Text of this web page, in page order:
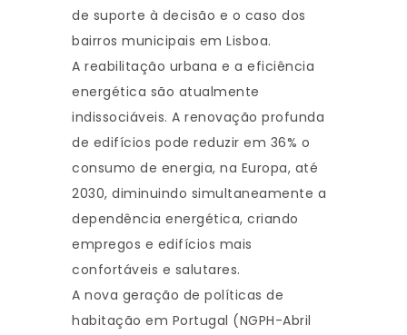
de suporte à decisão e o caso dos
bairros municipais em Lisboa.
A reabilitação urbana e a eficiência
energética são atualmente
indissociáveis. A renovação profunda
de edifícios pode reduzir em 36% o
consumo de energia, na Europa, até
2030, diminuindo simultaneamente a
dependência energética, criando
empregos e edifícios mais
confortáveis e salutares.
A nova geração de políticas de
habitação em Portugal (NGPH-Abril